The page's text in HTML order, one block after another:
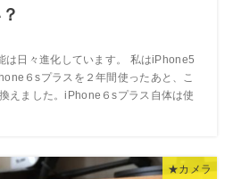
は日々進化しています。 私はiPhone5
６sプラスを２年間使ったあと、こ
えました。iPhone６sプラス自体は使
★カメラ